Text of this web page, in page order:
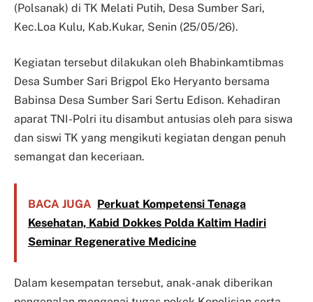
(Polsanak) di TK Melati Putih, Desa Sumber Sari,
Kec.Loa Kulu, Kab.Kukar, Senin (25/05/26).
Kegiatan tersebut dilakukan oleh Bhabinkamtibmas
Desa Sumber Sari Brigpol Eko Heryanto bersama
Babinsa Desa Sumber Sari Sertu Edison. Kehadiran
aparat TNI-Polri itu disambut antusias oleh para siswa
dan siswi TK yang mengikuti kegiatan dengan penuh
semangat dan keceriaan.
BACA JUGA Perkuat Kompetensi Tenaga
Kesehatan, Kabid Dokkes Polda Kaltim Hadiri
Seminar Regenerative Medicine
Dalam kesempatan tersebut, anak-anak diberikan